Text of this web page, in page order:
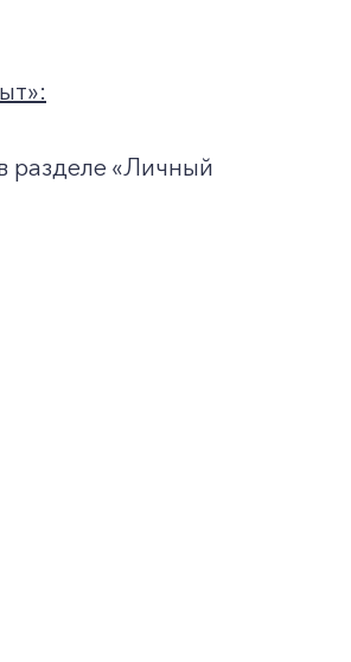
разделе «Личный